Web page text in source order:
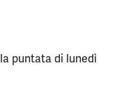
puntata di lunedì